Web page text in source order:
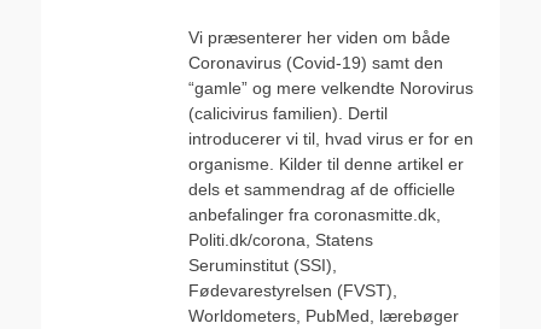
Vi præsenterer her viden om både
Coronavirus (Covid-19) samt den
“gamle” og mere velkendte Norovirus
(calicivirus familien). Dertil
introducerer vi til, hvad virus er for en
organisme. Kilder til denne artikel er
dels et sammendrag af de officielle
anbefalinger fra coronasmitte.dk,
Politi.dk/corona, Statens
Seruminstitut (SSI),
Fødevarestyrelsen (FVST),
Worldometers, PubMed, lærebøger